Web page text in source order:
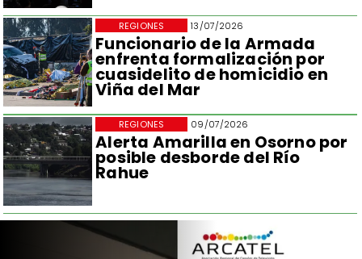
13/07/2026
Funcionario de la Armada
enfrenta formalización por
cuasidelito de homicidio en
Viña del Mar
REGIONES
09/07/2026
Alerta Amarilla en Osorno por
posible desborde del Río
Rahue
REGIONES